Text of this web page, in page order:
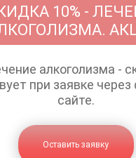
10% -
алкоголизма -
при заявке
сайте.
Оставить заявку